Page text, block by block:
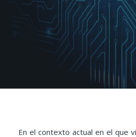
En el contexto actual en el que